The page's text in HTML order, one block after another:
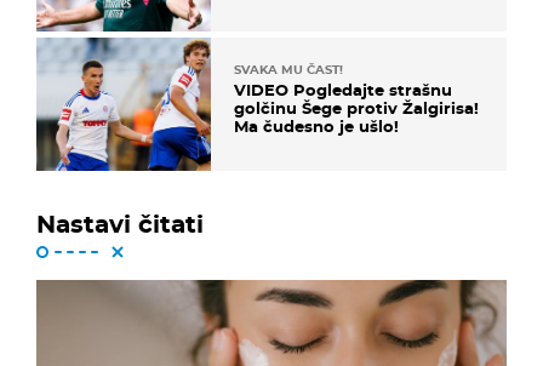
SVAKA MU ČAST!
VIDEO Pogledajte strašnu
golčinu Šege protiv Žalgirisa!
Ma čudesno je ušlo!
Nastavi čitati